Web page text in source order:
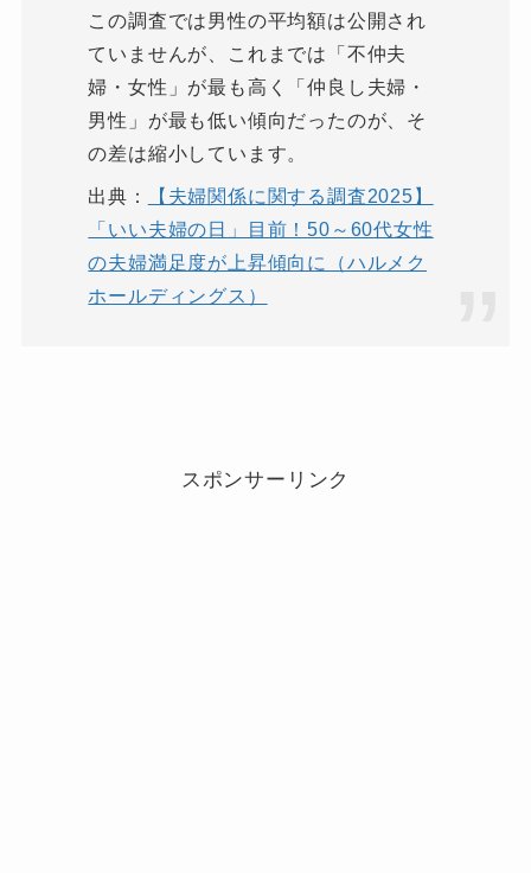
この調査では男性の平均額は公開され
ていませんが、これまでは「不仲夫
婦・女性」が最も高く「仲良し夫婦・
男性」が最も低い傾向だったのが、そ
の差は縮小しています。
出典：
【夫婦関係に関する調査2025】
「いい夫婦の日」目前！50～60代女性
の夫婦満足度が上昇傾向に（ハルメク
ホールディングス）
スポンサーリンク